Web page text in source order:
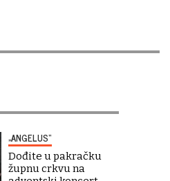
„ANGELUS“
Dođite u pakračku
župnu crkvu na